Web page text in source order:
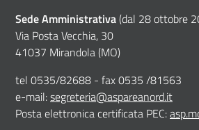
Sede Amministrativa (dal 28 ottobre
Via Posta Vecchia, 30
41037 Mirandola (MO)
tel 0535/82688 - fax 0535 /81563
e-mail:segreteria@aspareanord.it
Posta elettronica certificata PEC: